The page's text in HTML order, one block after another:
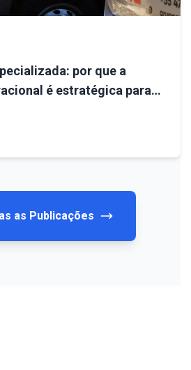
por que a
é estratégica para
as Publicações